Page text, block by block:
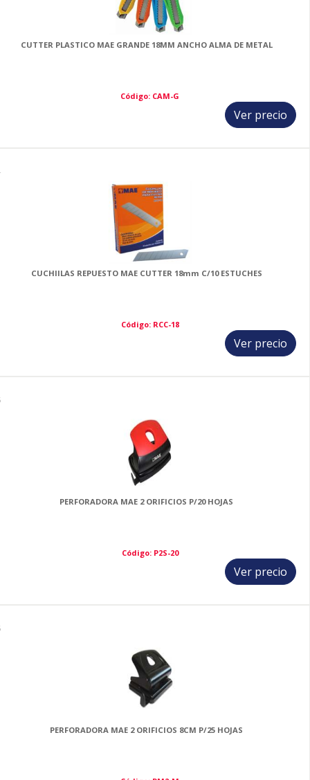
CUTTER PLASTICO MAE GRANDE 18MM ANCHO ALMA DE METAL
Código: CAM-G
Ver precio
CUCHIILAS REPUESTO MAE CUTTER 18mm C/10 ESTUCHES
Código: RCC-18
Ver precio
PERFORADORA MAE 2 ORIFICIOS P/20 HOJAS
Código: P2S-20
Ver precio
PERFORADORA MAE 2 ORIFICIOS 8CM P/25 HOJAS